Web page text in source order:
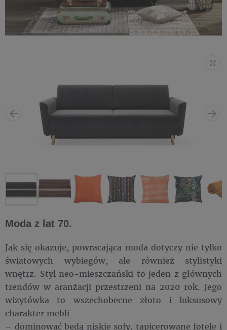
Moda z lat 70.
Jak się okazuje, powracająca moda dotyczy nie tylko
światowych wybiegów, ale również stylistyki
wnętrz. Styl neo-mieszczański to jeden z głównych
trendów w aranżacji przestrzeni na 2020 rok. Jego
wizytówka to wszechobecne złoto i luksusowy
charakter mebli
– dominować będą niskie sofy, tapicerowane fotele i